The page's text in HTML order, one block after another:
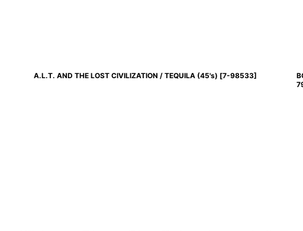
A.L.T. AND THE LOST CIVILIZATION / TEQUILA (45's) [7-98533]